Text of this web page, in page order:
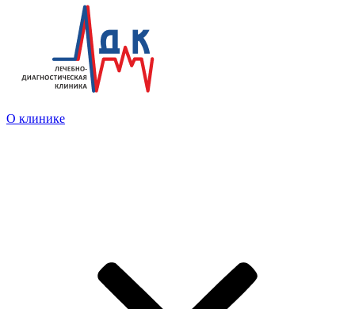
О клинике